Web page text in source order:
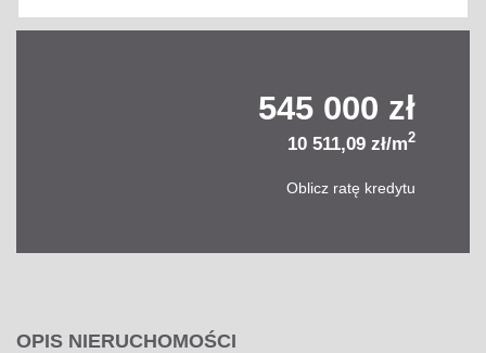
545 000 zł
10 511,09 zł/m2
Oblicz ratę kredytu
OPIS NIERUCHOMOŚCI